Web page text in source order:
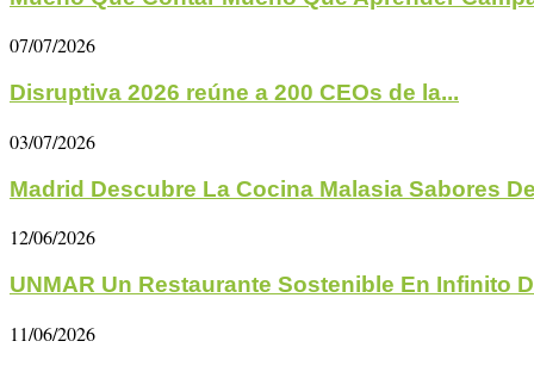
07/07/2026
Disruptiva 2026 reúne a 200 CEOs de la...
03/07/2026
Madrid Descubre La Cocina Malasia Sabores
12/06/2026
UNMAR Un Restaurante Sostenible En Infinito
11/06/2026